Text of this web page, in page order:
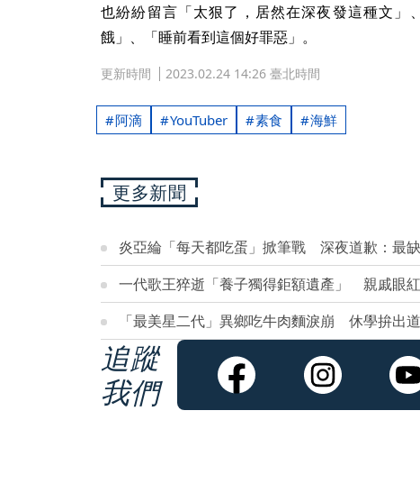
也紛紛留言「太狠了，居然在深夜發這種文」
餓」、「睡前看到這個好罪惡」。
更新時間 2023.02.24 14:26 臺北時間
阿滴 YouTuber 素食 海鮮
更多新聞
炎亞綸「每天都吃蛋」掀筆戰 深夜道歉：最
一代歌王猝逝「養子獨得鉅額遺產」 親戚眼
「最美星二代」異鄉吃牛肉麵淚崩 休學拚出道
追蹤
我們